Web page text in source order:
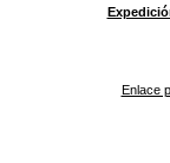
Enlace